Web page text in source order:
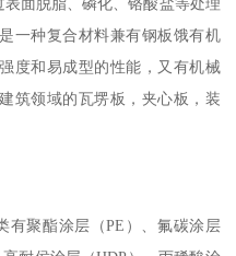
一种复合材料兼有钢板饿有机
度和易成型的性能，又有机械
筑领域的瓦塄板，夹心板，装
有聚酯涂层（PE）、氟碳涂层